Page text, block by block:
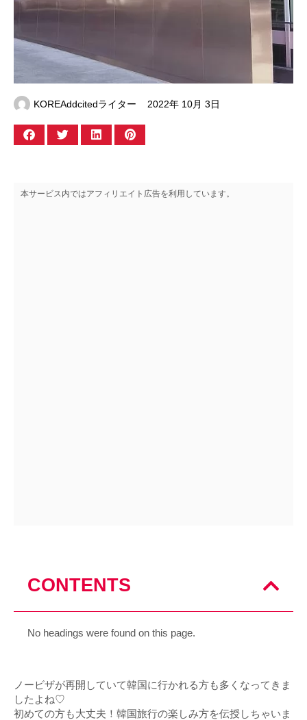
KOREAddcitedライター 2022年 10月 3日
本サービス内ではアフィリエイト広告を利用しています。
CONTENTS
No headings were found on this page.
ノービザが再開していて韓国に行かれる方も多くなってきま
したよね♡
初めての方も大丈夫！韓国旅行の楽しみ方を伝授しちゃいま